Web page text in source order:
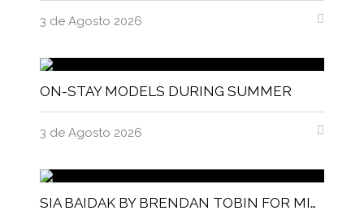
3 de Agosto 2026
ON-STAY MODELS DURING SUMMER
3 de Agosto 2026
SIA BAIDAK BY BRENDAN TOBIN FOR MISC MAGAZINE